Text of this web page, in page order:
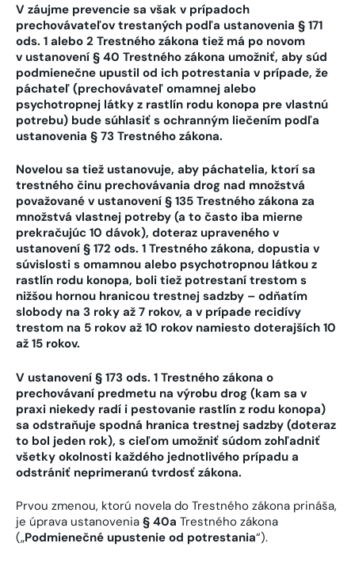
V záujme prevencie sa však v prípadoch
prechovávateľov trestaných podľa ustanovenia § 171
ods. 1 alebo 2 Trestného zákona tiež má po novom
v ustanovení § 40 Trestného zákona umožniť, aby súd
podmienečne upustil od ich potrestania v prípade, že
páchateľ (prechovávateľ omamnej alebo
psychotropnej látky z rastlín rodu konopa pre vlastnú
potrebu) bude súhlasiť s ochranným liečením podľa
ustanovenia § 73 Trestného zákona.
Novelou sa tiež ustanovuje, aby páchatelia, ktorí sa
trestného činu prechovávania drog nad množstvá
považované v ustanovení § 135 Trestného zákona za
množstvá vlastnej potreby (a to často iba mierne
prekračujúc 10 dávok), doteraz upraveného v
ustanovení § 172 ods. 1 Trestného zákona, dopustia v
súvislosti s omamnou alebo psychotropnou látkou z
rastlín rodu konopa, boli tiež potrestaní trestom s
nižšou hornou hranicou trestnej sadzby – odňatím
slobody na 3 roky až 7 rokov, a v prípade recidívy
trestom na 5 rokov až 10 rokov namiesto doterajších 10
až 15 rokov.
V ustanovení § 173 ods. 1 Trestného zákona o
prechovávaní predmetu na výrobu drog (kam sa v
praxi niekedy radí i pestovanie rastlín z rodu konopa)
sa odstraňuje spodná hranica trestnej sadzby (doteraz
to bol jeden rok), s cieľom umožniť súdom zohľadniť
všetky okolnosti každého jednotlivého prípadu a
odstrániť neprimeranú tvrdosť zákona.
Prvou zmenou, ktorú novela do Trestného zákona prináša,
je úprava ustanovenia § 40a Trestného zákona
(„Podmienečné upustenie od potrestania“).